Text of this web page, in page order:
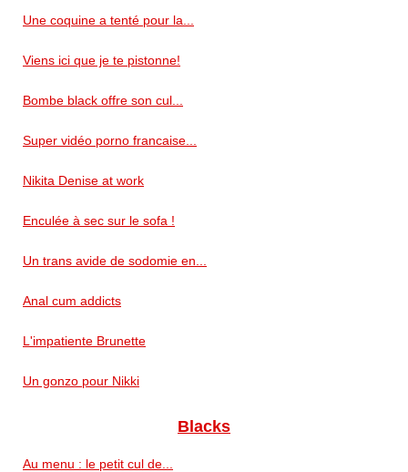
Une coquine a tenté pour la...
Viens ici que je te pistonne!
Bombe black offre son cul...
Super vidéo porno francaise...
Nikita Denise at work
Enculée à sec sur le sofa !
Un trans avide de sodomie en...
Anal cum addicts
L'impatiente Brunette
Un gonzo pour Nikki
Blacks
Au menu : le petit cul de...